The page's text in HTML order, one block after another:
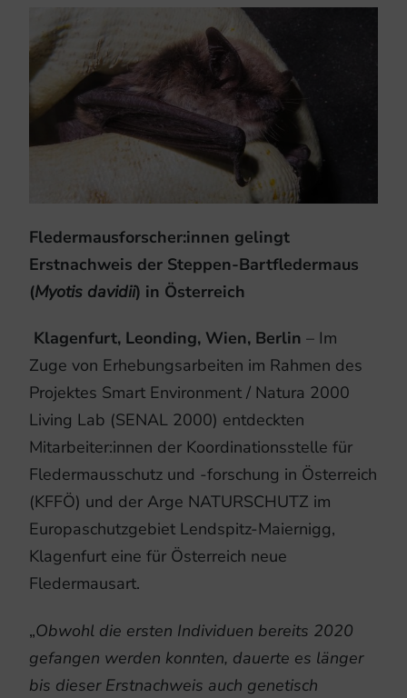
Fledermausforscher:innen gelingt
Erstnachweis der Steppen-Bartfledermaus
(Myotis davidii) in Österreich
Klagenfurt, Leonding, Wien, Berlin – Im
Zuge von Erhebungsarbeiten im Rahmen des
Projektes Smart Environment / Natura 2000
Living Lab (SENAL 2000) entdeckten
Mitarbeiter:innen der Koordinationsstelle für
Fledermausschutz und -forschung in Österreich
(KFFÖ) und der Arge NATURSCHUTZ im
Europaschutzgebiet Lendspitz-Maiernigg,
Klagenfurt eine für Österreich neue
Fledermausart.
„Obwohl die ersten Individuen bereits 2020
gefangen werden konnten, dauerte es länger
bis dieser Erstnachweis auch genetisch